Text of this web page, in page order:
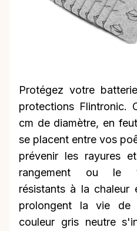
Protégez votre
protections Flintronic.
cm de diamètre, en
se placent entre vos
prévenir les rayures
rangement ou le
résistants à la chaleur
prolongent la vie de
couleur gris neutre